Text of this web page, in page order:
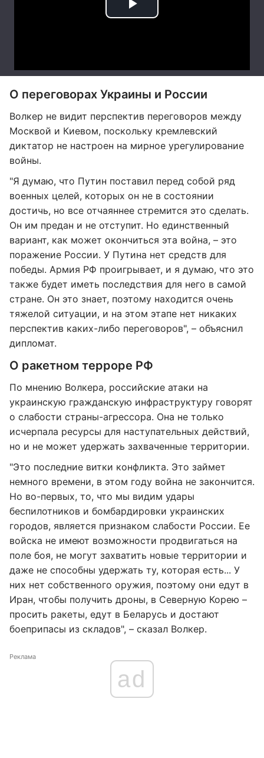
О переговорах Украины и России
Волкер не видит перспектив переговоров между
Москвой и Киевом, поскольку кремлевский
диктатор не настроен на мирное урегулирование
войны.
"Я думаю, что Путин поставил перед собой ряд
военных целей, которых он не в состоянии
достичь, но все отчаяннее стремится это сделать.
Он им предан и не отступит. Но единственный
вариант, как может окончиться эта война, – это
поражение России. У Путина нет средств для
победы. Армия РФ проигрывает, и я думаю, что это
также будет иметь последствия для него в самой
стране. Он это знает, поэтому находится очень
тяжелой ситуации, и на этом этапе нет никаких
перспектив каких-либо переговоров", – объяснил
дипломат.
О ракетном терроре РФ
По мнению Волкера, российские атаки на
украинскую гражданскую инфраструктуру говорят
о слабости страны-агрессора. Она не только
исчерпала ресурсы для наступательных действий,
но и не может удержать захваченные территории.
"Это последние витки конфликта. Это займет
немного времени, в этом году война не закончится.
Но во-первых, то, что мы видим удары
беспилотников и бомбардировки украинских
городов, является признаком слабости России. Ее
войска не имеют возможности продвигаться на
поле боя, не могут захватить новые территории и
даже не способны удержать ту, которая есть... У
них нет собственного оружия, поэтому они едут в
Иран, чтобы получить дроны, в Северную Корею –
просить ракеты, едут в Беларусь и достают
боеприпасы из складов", – сказал Волкер.
Реклама
ad